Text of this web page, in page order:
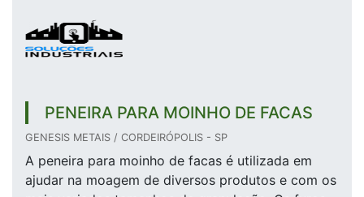
PENEIRA PARA MOINHO DE FACAS
GENESIS METAIS / CORDEIRÓPOLIS - SP
A peneira para moinho de facas é utilizada em
ajudar na moagem de diversos produtos e com os